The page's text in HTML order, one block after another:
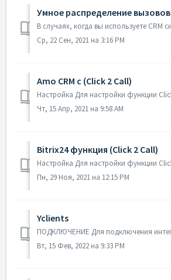
Умное распределение вызовов
Ср, 22 Сен, 2021 на 3:16 PM
Amo CRM с (Click 2 Call)
Чт, 15 Апр, 2021 на 9:58 AM
Bitrix24 функция (Click 2 Call)
Пн, 29 Ноя, 2021 на 12:15 PM
Yclients
Вт, 15 Фев, 2022 на 9:33 PM